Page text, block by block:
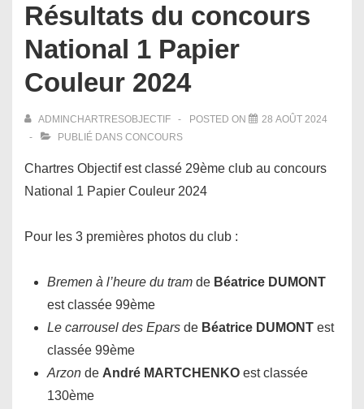
Résultats du concours
National 1 Papier
Couleur 2024
ADMINCHARTRESOBJECTIF POSTED ON
28 AOÛT 2024
PUBLIÉ DANS CONCOURS
Chartres Objectif est classé 29ème club au concours
National 1 Papier Couleur 2024
Pour les 3 premières photos du club :
Bremen à l’heure du tram de Béatrice DUMONT
est classée 99ème
Le carrousel des Epars de Béatrice DUMONT est
classée 99ème
Arzon de André MARTCHENKO est classée
130ème